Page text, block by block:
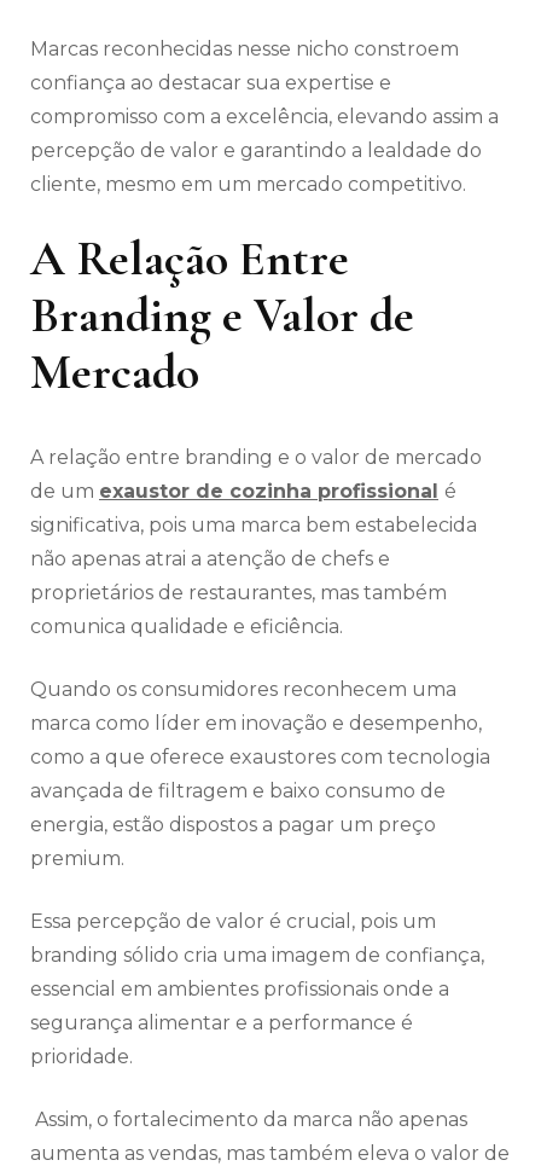
Marcas reconhecidas nesse nicho constroem
confiança ao destacar sua expertise e
compromisso com a excelência, elevando assim a
percepção de valor e garantindo a lealdade do
cliente, mesmo em um mercado competitivo.
A Relação Entre
Branding e Valor de
Mercado
A relação entre branding e o valor de mercado
de um exaustor de cozinha profissional é
significativa, pois uma marca bem estabelecida
não apenas atrai a atenção de chefs e
proprietários de restaurantes, mas também
comunica qualidade e eficiência.
Quando os consumidores reconhecem uma
marca como líder em inovação e desempenho,
como a que oferece exaustores com tecnologia
avançada de filtragem e baixo consumo de
energia, estão dispostos a pagar um preço
premium.
Essa percepção de valor é crucial, pois um
branding sólido cria uma imagem de confiança,
essencial em ambientes profissionais onde a
segurança alimentar e a performance é
prioridade.
Assim, o fortalecimento da marca não apenas
aumenta as vendas, mas também eleva o valor de